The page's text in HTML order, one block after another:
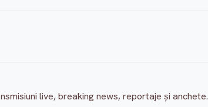
live, breaking news, reportaje și anchete.